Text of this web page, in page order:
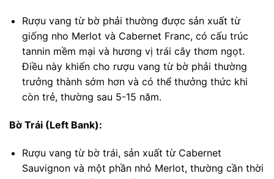
Rượu vang từ bờ phải thường được sản xuất từ
giống nho Merlot và Cabernet Franc, có cấu trúc
tannin mềm mại và hương vị trái cây thơm ngọt.
Điều này khiến cho rượu vang từ bờ phải thường
trưởng thành sớm hơn và có thể thưởng thức khi
còn trẻ, thường sau 5-15 năm.
Bờ Trái (Left Bank):
Rượu vang từ bờ trái, sản xuất từ Cabernet
Sauvignon và một phần nhỏ Merlot, thường cần thời